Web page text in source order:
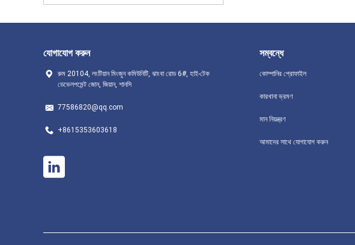
যোগাযোগ করুন
রুম 20104, লংটিয়ান মিংজুন কমিউনিটি, ঝাংবা রোড 6#, হাই-টেক
ডেভেলপমেন্ট জোন, জিয়ান, শানসি
77586820@qq.com
+8615353603618
সম্বন্ধে
কোম্পানির প্রোফাইল
কারখানা ভ্রমণ
মান নিয়ন্ত্রণ
আমাদের সাথে যোগাযোগ করুন